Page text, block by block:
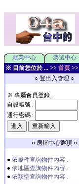
就業中心 票選中心
※ 目前您位於 ... >> 首頁 >>
○ 登出入管理 ○
※ 專屬會員登錄 ..
自設帳號 :
通行密碼 :
○ 房屋中心選項 ○
● 依條件查詢物件內容 .
● 依地區查詢物件內容 .
● 依類型查詢物件內容 .